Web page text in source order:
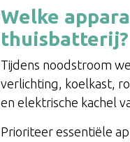
Welke
thuisbatterij?
Tijdens noodstroom
verlichting, koelkast,
en elektrische kachel
Prioriteer essentiële